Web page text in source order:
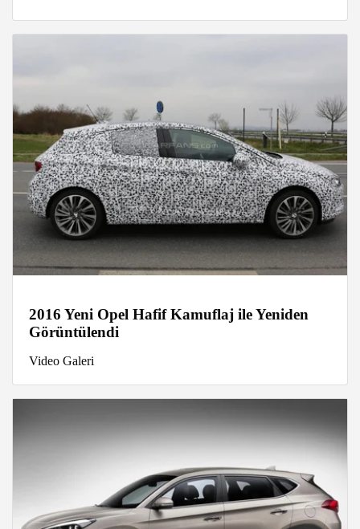
2016 Yeni Opel Hafif Kamuflaj ile Yeniden
Görüntülendi
Video Galeri